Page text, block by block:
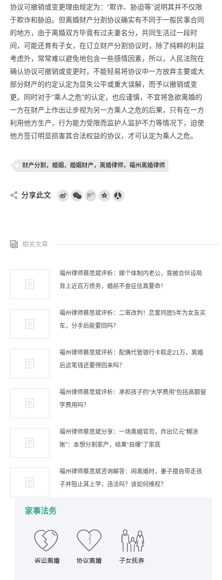
协议可撤销或变更理由规定为：“欺诈、胁迫等”说明其并不仅限
于欺诈和胁迫。但离婚财产分割协议确实有不同于一般民事合同
的地方，由于离婚双方毕竟有过夫妻名分，共同生活过一段时
间，可能还育有子女，在订立财产分割协议时，除了纯粹的利益
考虑外，常常难以避免地包含一些感情因素，所以，人民法院在
确认协议可撤销或变更时，不能轻易将协议中一方放弃主要或大
部分财产的约定认定为显失公平或重大误解，而予以撤销或变
更。同时对于“乘人之危”的认定，也应谨慎，不宜将急欲离婚的
一方在财产上作出让步视为另一方乘人之危的后果，只有在一方
利用他方生产，行为能力受限而监护人监护不力等情况下，迫使
他方签订明显损害其合法权益的协议，才可认定为乘人之危。
财产分割，婚姻，婚姻财产，离婚律师，福州离婚律师
分享此文
相关文章
福州律师蔡思斌评析：嫁个体制内老公，竟被合伙设局
背上近百万债务，婚前不查征信真要命！
福州律师蔡思斌评析：二审改判！恋爱同居5年为女友买
车，分手后能要回吗？
福州律师蔡思斌评析：配偶代管银行卡取走21万，离婚
后这笔钱还要得回来吗？
福州律师蔡思斌评析：承担孩子的“大学费用”包括高额留
学费用吗？
福州律师蔡思斌分享：一场离婚官司，炸出亿元“糊涂
账”：本想分割家产，结果“自爆”了家底
福州律师蔡思斌咨询解答：闹离婚时，妻子擅自带走孩
子并阻止其上学，违法吗？该如何维权？
家事法务